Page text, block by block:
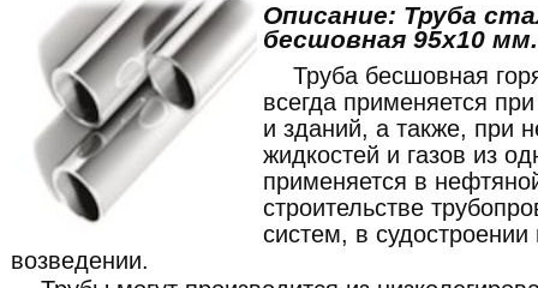
Описание: Труба
бесшовная 95x10 мм.
Труба бесшовная
всегда применяется
и зданий, а также, при
жидкостей и газов из
применяется в
строительстве
систем, в
возведении.